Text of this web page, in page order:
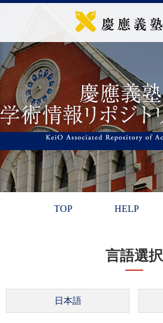
TOP HELP
言語選択